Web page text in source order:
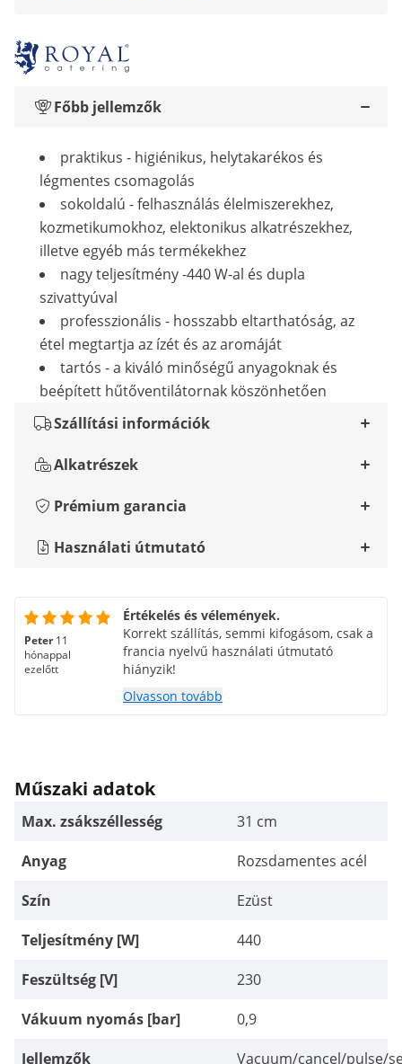
Főbb jellemzők
praktikus - higiénikus, helytakarékos és
légmentes csomagolás
sokoldalú - felhasználás élelmiszerekhez,
kozmetikumokhoz, elektonikus alkatrészekhez,
illetve egyéb más termékekhez
nagy teljesítmény -440 W-al és dupla
szivattyúval
professzionális - hosszabb eltarthatóság, az
étel megtartja az ízét és az aromáját
tartós - a kiváló minőségű anyagoknak és
beépített hűtőventilátornak köszönhetően
Szállítási információk
Alkatrészek
Prémium garancia
Használati útmutató
Peter 11
hónappal
ezelőtt
Értékelés és vélemények.
Korrekt szállítás, semmi kifogásom, csak a
francia nyelvű használati útmutató
hiányzik!
Olvasson tovább
Műszaki adatok
Max. zsákszéllesség
31 cm
Anyag
Rozsdamentes acél
Szín
Ezüst
Teljesítmény [W]
440
Feszültség [V]
230
Vákuum nyomás [bar]
0,9
Jellemzők
Vacuum/cancel/pulse/